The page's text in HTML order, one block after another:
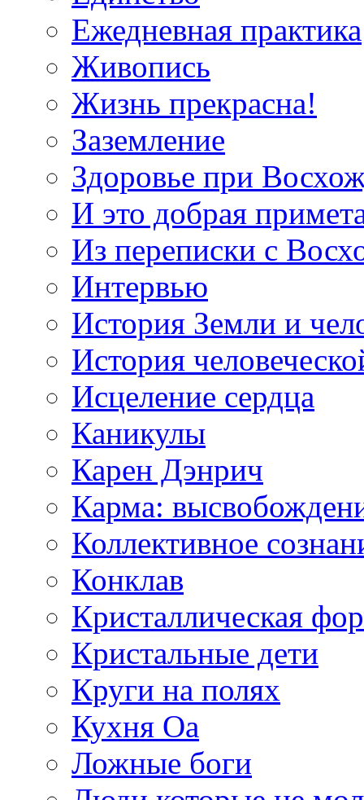
Ежедневная практика
Живопись
Жизнь прекрасна!
Заземление
Здоровье при
И это добрая
Из переписки с
Интервью
История Земли и
История
Исцеление сердца
Каникулы
Карен Дэнрич
Карма:
Коллективное
Конклав
Кристаллическая
Кристальные дети
Круги на полях
Кухня Оа
Ложные боги